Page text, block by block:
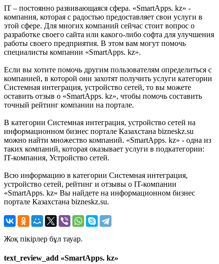
IT – постоянно развивающаяся сфера. «SmartApps. kz» -
компания, которая с радостью предоставляет свои услуги в
этой сфере. Для многих компаний сейчас стоит вопрос о
разработке своего сайта или какого-либо софта для улучшения
работы своего предприятия. В этом вам могут помочь
специалисты компании «SmartApps. kz».
Если вы хотите помочь другим пользователям определиться с
компанией, в которой они захотят получить услуги категории
Системная интеграция, устройство сетей, то вы можете
оставить отзыв о «SmartApps. kz», чтобы помочь составить
точный рейтинг компании на портале.
В категории Системная интеграция, устройство сетей на
информационном бизнес портале Казахстана bizneskz.su
можно найти множество компаний. «SmartApps. kz» - одна из
таких компаний, которая оказывает услуги в подкатегории:
IT-компания, Устройство сетей.
Всю информацию в категории Системная интеграция,
устройство сетей, рейтинг и отзывы о IT-компании
«SmartApps. kz» Вы найдете на информационном бизнес
портале Казахстана bizneskz.su.
Жоқ пікірлер бұл тауар.
text_review_add «SmartApps. kz»